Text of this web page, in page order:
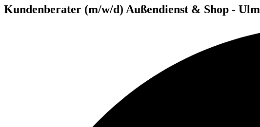
Kundenberater (m/w/d) Außendienst & Shop - Ulm